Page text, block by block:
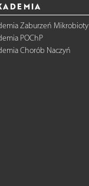
Zaburzeń Mikrobioty
POChP
Chorób Naczyń